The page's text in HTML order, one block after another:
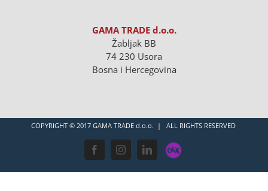
GAMA TRADE d.o.o.
Žabljak BB
74 230 Usora
Bosna i Hercegovina
COPYRIGHT © 2017 GAMA TRADE d.o.o. | ALL RIGHTS RESERVED
FacebookInstagramLinkedIn
OLX